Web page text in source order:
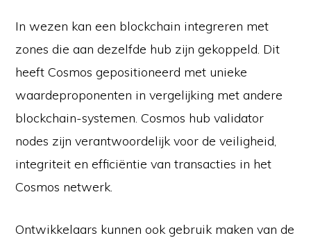
In wezen kan een blockchain integreren met
zones die aan dezelfde hub zijn gekoppeld. Dit
heeft Cosmos gepositioneerd met unieke
waardeproponenten in vergelijking met andere
blockchain-systemen. Cosmos hub validator
nodes zijn verantwoordelijk voor de veiligheid,
integriteit en efficiëntie van transacties in het
Cosmos netwerk.
Ontwikkelaars kunnen ook gebruik maken van de